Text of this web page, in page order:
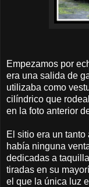
Empezamos por
era una salida de
utilizaba como
cilíndrico que
en la foto anterior
El sitio era un
había ninguna
dedicadas a
tiradas en su
el que la única luz